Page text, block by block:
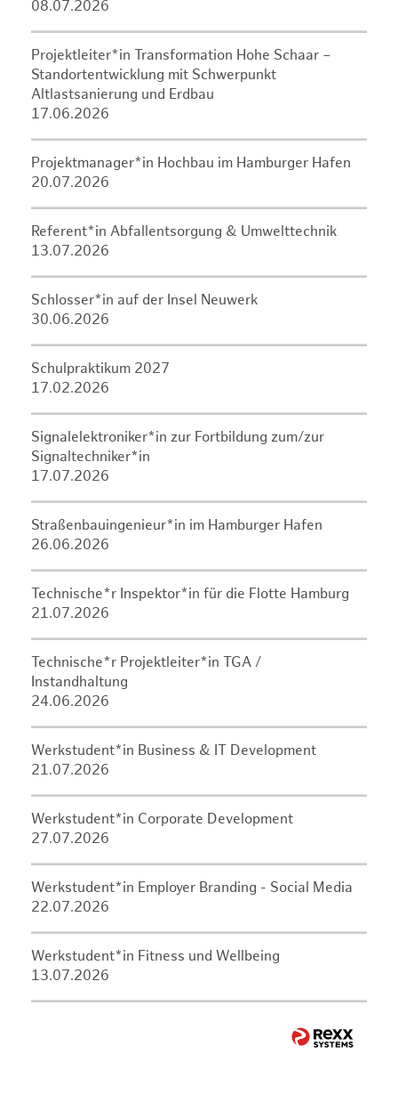
08.07.2026
Projektleiter*in Transformation Hohe Schaar –
Standortentwicklung mit Schwerpunkt
Altlastsanierung und Erdbau
17.06.2026
Projektmanager*in Hochbau im Hamburger Hafen
20.07.2026
Referent*in Abfallentsorgung & Umwelttechnik
13.07.2026
Schlosser*in auf der Insel Neuwerk
30.06.2026
Schulpraktikum 2027
17.02.2026
Signalelektroniker*in zur Fortbildung zum/zur
Signaltechniker*in
17.07.2026
Straßenbauingenieur*in im Hamburger Hafen
26.06.2026
Technische*r Inspektor*in für die Flotte Hamburg
21.07.2026
Technische*r Projektleiter*in TGA /
Instandhaltung
24.06.2026
Werkstudent*in Business & IT Development
21.07.2026
Werkstudent*in Corporate Development
27.07.2026
Werkstudent*in Employer Branding - Social Media
22.07.2026
Werkstudent*in Fitness und Wellbeing
13.07.2026